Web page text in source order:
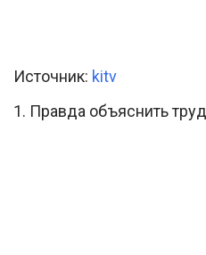
Источник: kitv
1. Правда объяснить